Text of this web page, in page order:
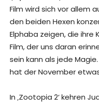
Film wird sich vor allem
den beiden Hexen
Elphaba zeigen, die ihre
Film, der uns daran
sein kann als jede
hat der November
In ‚Zootopia 2‘ kehren